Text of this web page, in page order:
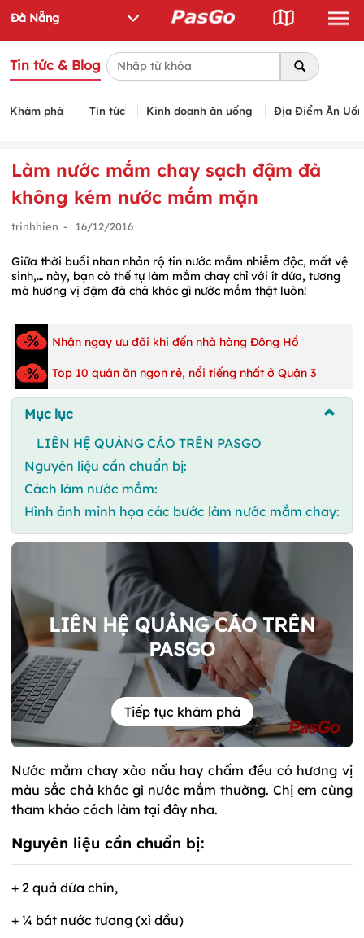
Tin tức & Blog
Khám phá Tin tức Kinh doanh ăn uống Địa Điểm Ăn
Làm nước mắm chay sạch đậm đà
không kém nước mắm mặn
trinhhien - 16/12/2016
Giữa thời buổi nhan nhản rộ tin nước mắm nhiễm độc, mất vệ
sinh,… này, bạn có thể tự làm mắm chay chỉ với ít dứa, tương
mà hương vị đậm đà chả khác gì nước mắm thật luôn!
Nhận ngay ưu đãi khi đến nhà hàng Đông Hồ
Top 10 quán ăn ngon rẻ, nổi tiếng nhất ở Quận 3
Mục lục
LIÊN HỆ QUẢNG CÁO TRÊN PASGO
Nguyên liệu cần chuẩn bị:
Cách làm nước mắm:
Hình ảnh minh họa các bước làm nước mắm chay:
LIÊN HỆ QUẢNG CÁO TRÊN
PASGO
Tiếp tục khám phá
Nước mắm chay xào nấu hay chấm đều có hương vị
màu sắc chả khác gì nước mắm thường. Chị em cùng
tham khảo cách làm tại đây nha.
Nguyên liệu cần chuẩn bị:
+ 2 quả dứa chín,
+ ¼ bát nước tương (xì dầu)